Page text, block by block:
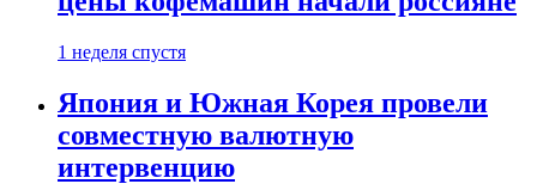
1 неделя спустя
Япония и Южная Корея провели
совместную валютную
интервенцию